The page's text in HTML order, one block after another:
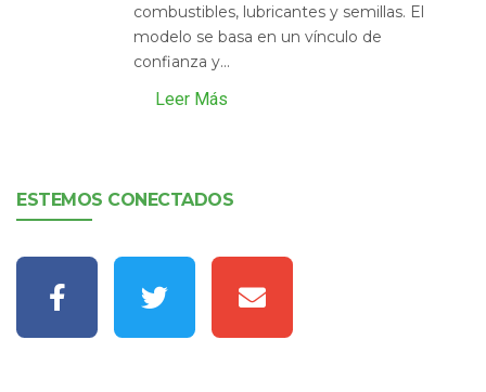
combustibles, lubricantes y semillas. El
modelo se basa en un vínculo de
confianza y...
Leer Más
ESTEMOS CONECTADOS